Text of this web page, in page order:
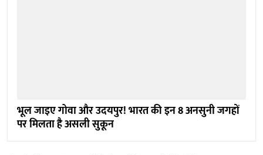
भूल जाइए गोवा और उदयपुर! भारत की इन 8 अनसुनी जगहों
पर मिलता है असली सुकून